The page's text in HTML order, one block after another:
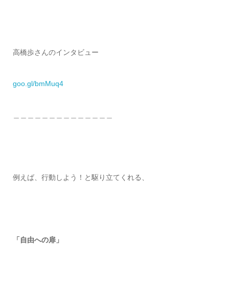
高橋歩さんのインタビュー
goo.gl/bmMuq4
例えば、行動しよう！と駆り立てくれる、
「自由への扉」